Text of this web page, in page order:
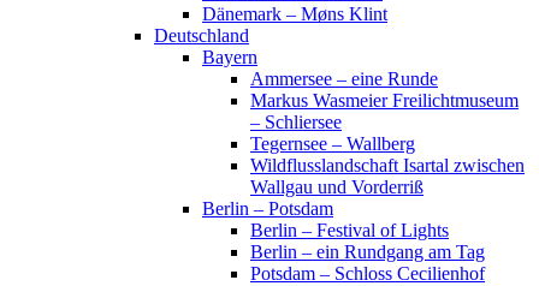
Dänemark – Møns Klint
Deutschland
Bayern
Ammersee – eine Runde
Markus Wasmeier Freilichtmuseum
– Schliersee
Tegernsee – Wallberg
Wildflusslandschaft Isartal zwischen
Wallgau und Vorderriß
Berlin – Potsdam
Berlin – Festival of Lights
Berlin – ein Rundgang am Tag
Potsdam – Schloss Cecilienhof